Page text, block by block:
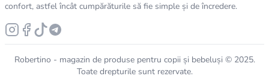
confort, astfel încât cumpărăturile să fie simple și de încredere.
Robertino - magazin de produse pentru copii și bebeluși © 2025.
Toate drepturile sunt rezervate.